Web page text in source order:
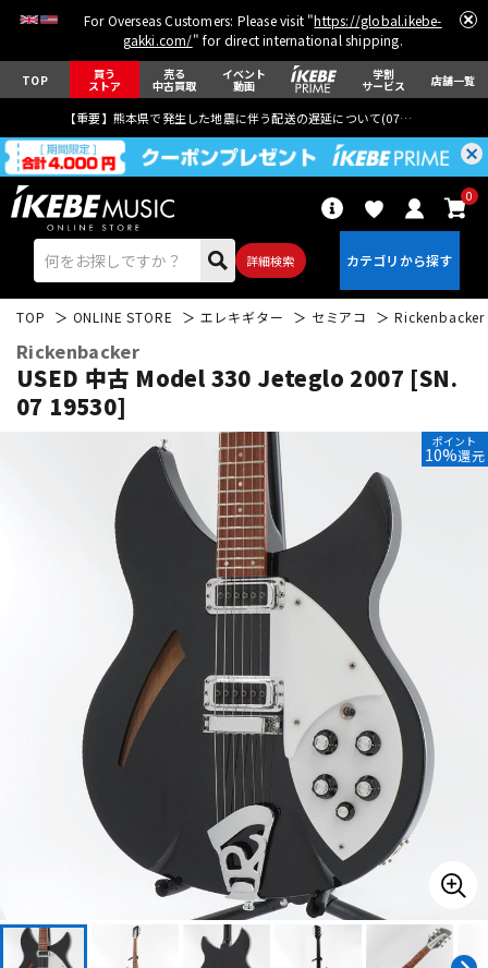
For Overseas Customers: Please visit "https://global.ikebe-
gakki.com/" for direct international shipping.
TOP 買う
ストア
売る
中古買取
イベント
動画
学割
サービス 店舗一覧
【重要】熊本県で発生した地震に伴う配送の遅延について(07月29日
詳細検索
0
エレキギター
ベース ウクレレ
ドラム パーカッション
キーボード 電子ピアノ
管楽器 その他楽器
アンプ エフェクター
DTM
TOP ONLINE STORE エレキギター セミアコ Rickenbacker
Rickenbacker
USED 中古 Model 330 Jeteglo 2007 [SN.
07 19530]
ポイント
10%還元